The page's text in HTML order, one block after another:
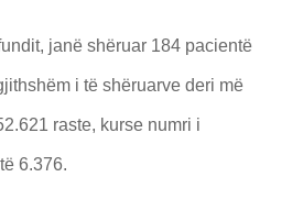
janë shëruar 184 pacientë
i të shëruarve deri më
raste, kurse numri i
6.376.